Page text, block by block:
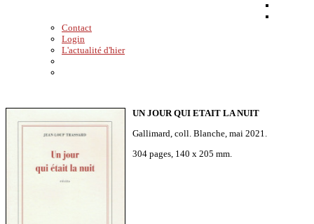
Contact
Login
L'actualité d'hier
UN JOUR QUI ETAIT LA NUIT
Gallimard, coll. Blanche, mai 2021.
304 pages, 140 x 205 mm.